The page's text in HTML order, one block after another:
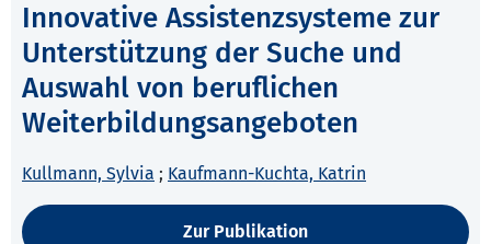
Innovative Assistenzsysteme zur
Unterstützung der Suche und
Auswahl von beruflichen
Weiterbildungsangeboten
Kullmann, Sylvia ; Kaufmann-Kuchta, Katrin
Zur Publikation